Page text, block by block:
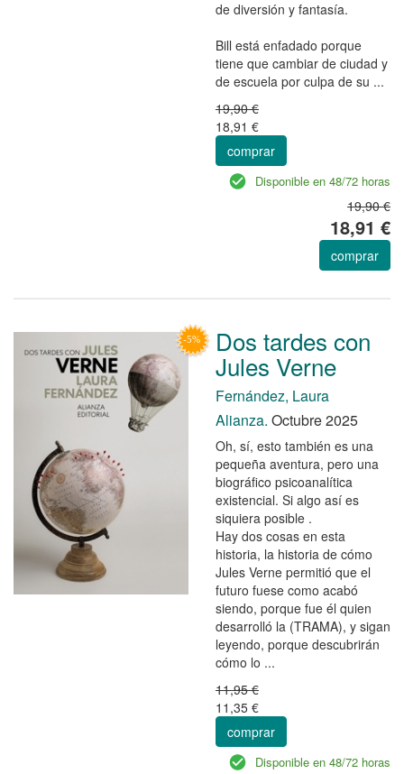
de diversión y fantasía.
Bill está enfadado porque
tiene que cambiar de ciudad y
de escuela por culpa de su ...
19,90 €
18,91 €
comprar
Disponible en 48/72 horas
19,90 €
18,91 €
comprar
Dos tardes con
Jules Verne
Fernández, Laura
Alianza. Octubre 2025
Oh, sí, esto también es una
pequeña aventura, pero una
biográfico psicoanalítica
existencial. Si algo así es
siquiera posible .
Hay dos cosas en esta
historia, la historia de cómo
Jules Verne permitió que el
futuro fuese como acabó
siendo, porque fue él quien
desarrolló la (TRAMA), y sigan
leyendo, porque descubrirán
cómo lo ...
11,95 €
11,35 €
comprar
Disponible en 48/72 horas